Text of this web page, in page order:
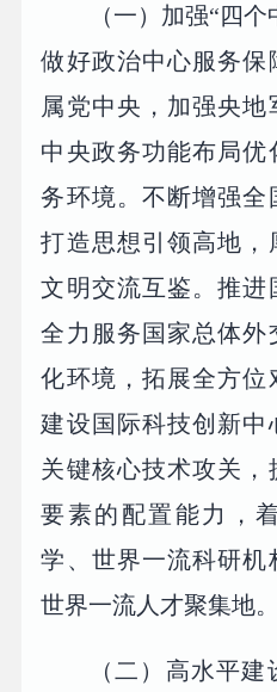
（一）加强“四
做好政治中心服务保
属党中央，加强央
中央政务功能布局
务环境。不断增强全
打造思想引领高地
文明交流互鉴。推进
全力服务国家总体
化环境，拓展全方位
建设国际科技创新中
关键核心技术攻关
要素的配置能力，
学、世界一流科研机
世界一流人才聚集地。
（二）高水平建